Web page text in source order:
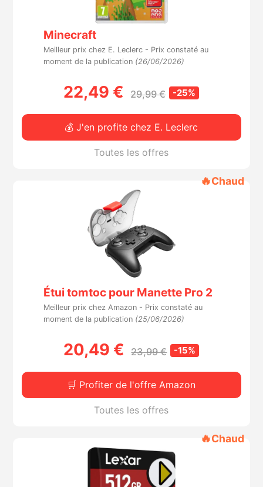
Minecraft
Meilleur prix chez E. Leclerc - Prix constaté au
moment de la publication (26/06/2026)
22,49 € 29,99 € -25%
💰 J'en profite chez E. Leclerc
Toutes les offres
🔥Chaud
Étui tomtoc pour Manette Pro 2
Meilleur prix chez Amazon - Prix constaté au
moment de la publication (25/06/2026)
20,49 € 23,99 € -15%
🛒 Profiter de l'offre Amazon
Toutes les offres
🔥Chaud